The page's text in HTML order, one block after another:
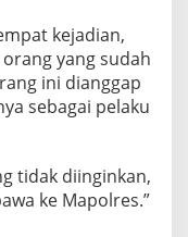
kejadian,
yang sudah
ini dianggap
sebagai pelaku
tidak diinginkan,
ke Mapolres.”